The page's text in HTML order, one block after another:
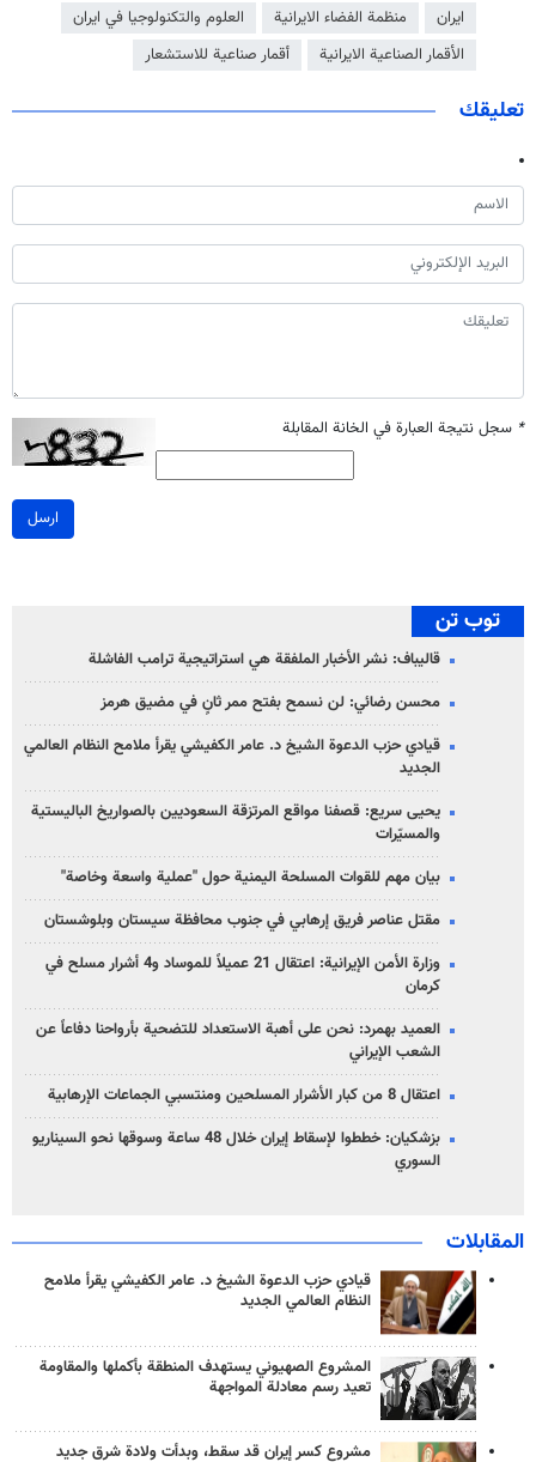
ايران منظمة الفضاء الايرانية
العلوم والتكنولوجيا في ايران
الأقمار الصناعية الايرانية
أقمار صناعية للاستشعار
تعليقك
* سجل نتيجة العبارة في الخانة المقابلة
ارسل
توب تن
قاليباف: نشر الأخبار الملفقة هي استراتيجية ترامب الفاشلة
محسن رضائي: لن نسمح بفتح ممر ثانٍ في مضيق هرمز
قيادي حزب الدعوة الشيخ د. عامر الكفيشي يقرأ ملامح النظام العالمي
الجديد
يحيى سريع: قصفنا مواقع المرتزقة السعوديين بالصواريخ الباليستية
والمسيّرات
بيان مهم للقوات المسلحة اليمنية حول "عملية واسعة وخاصة"
مقتل عناصر فريق إرهابي في جنوب محافظة سيستان وبلوشستان
وزارة الأمن الإيرانية: اعتقال 21 عميلاً للموساد و4 أشرار مسلح في
كرمان
العميد بهمرد: نحن على أهبة الاستعداد للتضحية بأرواحنا دفاعاً عن
الشعب الإيراني
اعتقال 8 من كبار الأشرار المسلحين ومنتسبي الجماعات الإرهابية
بزشكيان: خططوا لإسقاط إيران خلال 48 ساعة وسوقها نحو السيناريو
السوري
المقابلات
قيادي حزب الدعوة الشيخ د. عامر الكفيشي يقرأ ملامح
النظام العالمي الجديد
المشروع الصهيوني يستهدف المنطقة بأكملها والمقاومة
تعيد رسم معادلة المواجهة
مشروع كسر إيران قد سقط، وبدأت ولادة شرق جديد